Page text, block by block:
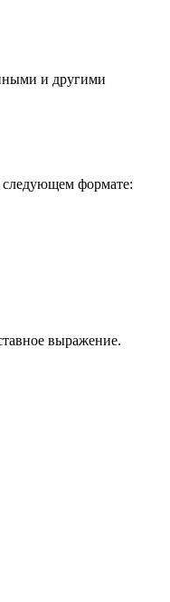
и другими
следующем формате:
выражение.